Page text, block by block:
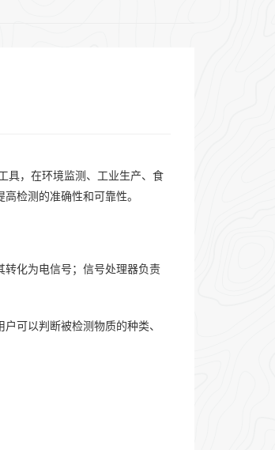
具，在环境监测、工业生产、食
检测的准确性和可靠性。
化为电信号；信号处理器负责
可以判断被检测物质的种类、